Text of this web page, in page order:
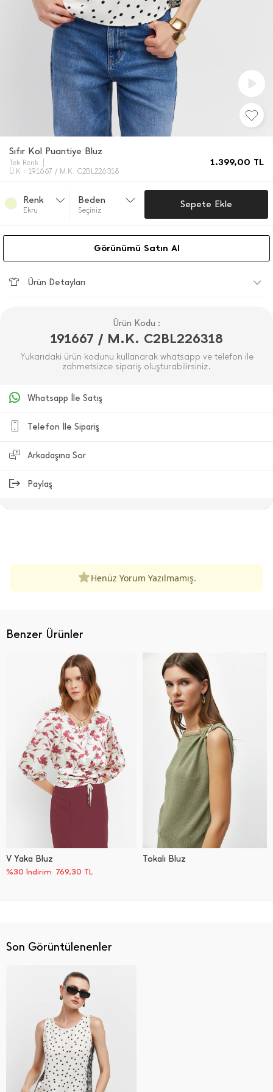
Sıfır Kol Puantiye Bluz
Tek Renk
Ü.K : 191667 / M.K. C2BL226318
1.399,00 TL
Renk
Ekru
Beden
Seçiniz
Sepete Ekle
Görünümü Satın Al
Ürün Detayları
Ürün Kodu :
191667 / M.K. C2BL226318
Yukarıdaki ürün kodunu kullanarak whatsapp ve telefon ile
zahmetsizce sipariş oluşturabilirsiniz.
Whatsapp İle Satış
Telefon İle Sipariş
Arkadaşına Sor
Paylaş
Henüz Yorum Yazılmamış.
Benzer Ürünler
V Yaka Bluz
%30 İndirim 769,30 TL
Tokalı Bluz
Son Görüntülenenler